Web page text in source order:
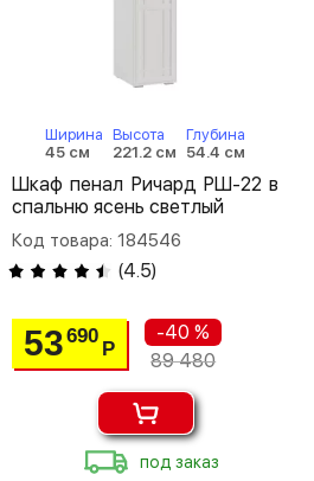
Ширина
45 см
Высота
221.2 см
Глубина
54.4 см
Шкаф пенал Ричард РШ-22 в
спальню ясень светлый
Код товара: 184546
(4.5)
53690
Р
-40 %
89 480
под заказ